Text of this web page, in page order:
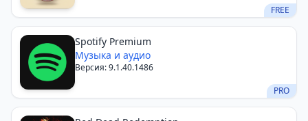
FREE
Spotify Premium
Музыка и аудио
Версия: 9.1.40.1486
PRO